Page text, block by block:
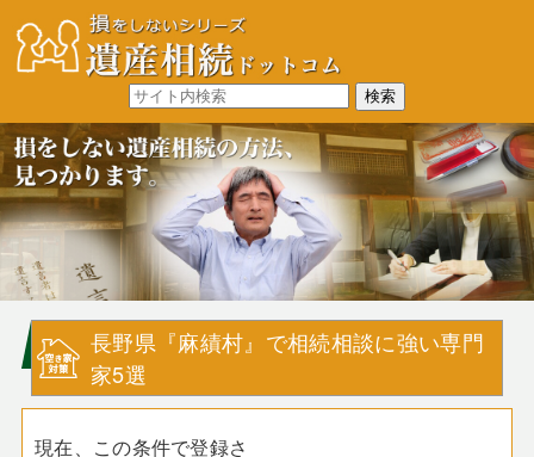
長野県『麻績村』で相続相談に強い専門
家5選
現在、この条件で登録さ